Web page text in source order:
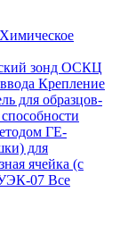
Химическое
зонд ОСКЦ
Крепление
для образцов-
ГЕ-
для
ячейка (с
07 Все